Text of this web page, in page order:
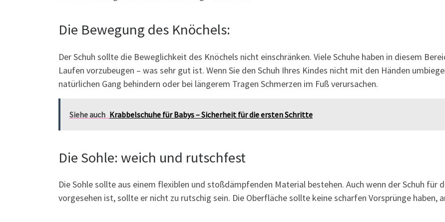
Die Bewegung des Knöchels:
Der Schuh sollte die Beweglichkeit des Knöchels nicht einschränken. Viele Schuhe haben in diesem
Laufen vorzubeugen – was sehr gut ist. Wenn Sie den Schuh Ihres Kindes nicht mit den Händen
natürlichen Gang behindern oder bei längerem Tragen Schmerzen im Fuß verursachen.
Siehe auch Krabbelschuhe für Babys – Sicherheit für die ersten Schritte
Die Sohle: weich und rutschfest
Die Sohle sollte aus einem flexiblen und stoßdämpfenden Material bestehen. Auch wenn der Schuh für
vorgesehen ist, sollte er nicht zu rutschig sein. Die Oberfläche sollte keine scharfen Vorsprünge haben,